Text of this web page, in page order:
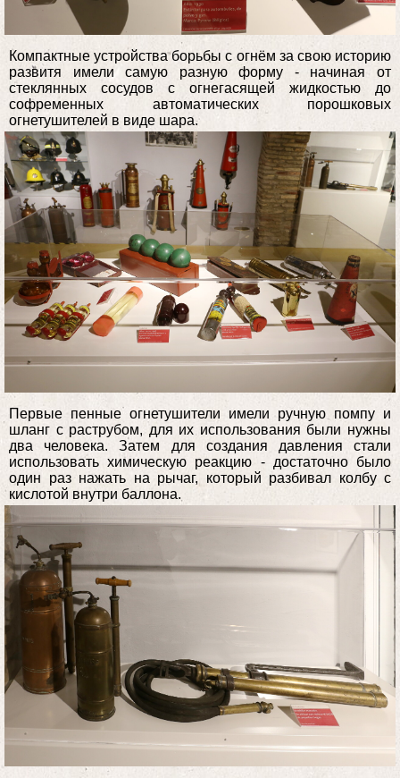
Компактные устройства борьбы с огнём за свою историю
развитя имели самую разную форму - начиная от
стеклянных сосудов с огнегасящей жидкостью до
софременных автоматических порошковых
огнетушителей в виде шара.
Первые пенные огнетушители имели ручную помпу и
шланг с раструбом, для их использования были нужны
два человека. Затем для создания давления стали
использовать химическую реакцию - достаточно было
один раз нажать на рычаг, который разбивал колбу с
кислотой внутри баллона.